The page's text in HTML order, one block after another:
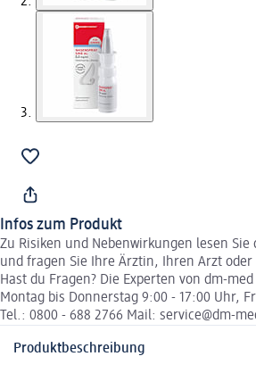
Infos zum Produkt
Zu Risiken und Nebenwirkungen lesen Sie
und fragen Sie Ihre Ärztin, Ihren Arzt
Hast du Fragen? Die Experten von dm-
Montag bis Donnerstag 9:00 - 17:00 Uhr,
Tel.: 0800 - 688 2766 Mail: service@dm-
Produktbeschreibung